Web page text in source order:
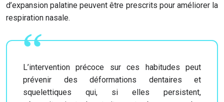
d’expansion palatine peuvent être prescrits pour améliorer la
respiration nasale.
L’intervention précoce sur ces habitudes peut
prévenir des déformations dentaires et
squelettiques qui, si elles persistent,